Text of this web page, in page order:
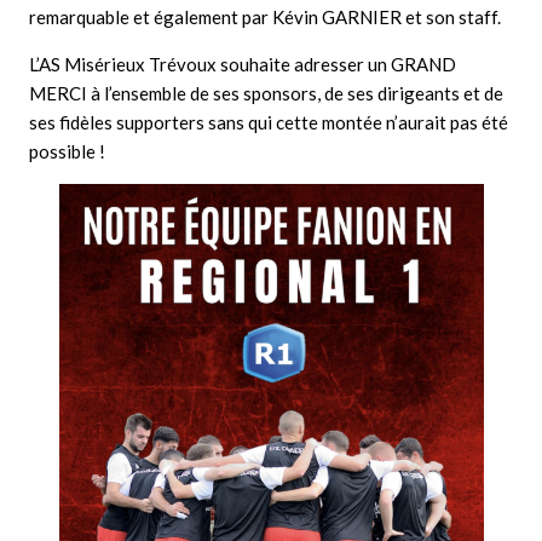
remarquable et également par Kévin GARNIER et son staff.
L’AS Misérieux Trévoux souhaite adresser un GRAND
MERCI à l’ensemble de ses sponsors, de ses dirigeants et de
ses fidèles supporters sans qui cette montée n’aurait pas été
possible !